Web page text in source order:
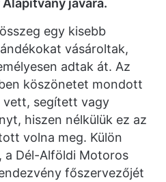
egy kisebb
vásároltak,
adtak át. Az
köszönetet mondott
vett, segített vagy
hiszen nélkülük ez az
volna meg. Külön
a Dél-Alföldi Motoros
főszervezőjét